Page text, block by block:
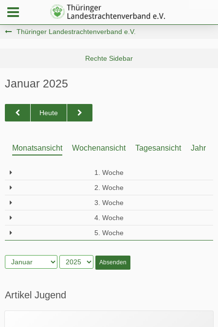
Thüringer Landestrachtenverband e.V.
Januar 2025
Heute
Monatsansicht Wochenansicht Tagesansicht
1. Woche
2. Woche
3. Woche
4. Woche
5. Woche
Absenden
Artikel Jugend